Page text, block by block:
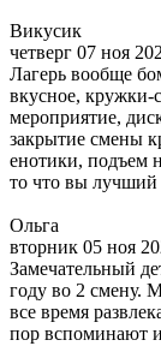
Викусик
четверг 07 ноя
Лагерь вообще
вкусное, кружки-
мероприятие,
закрытие смены
енотики, подъем
то что вы лучший
Ольга
вторник 05 ноя
Замечательный
году во 2 смену.
все время
пор вспоминают